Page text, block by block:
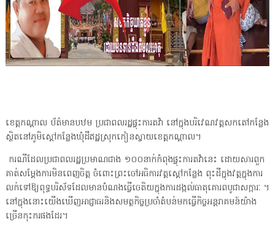
ខេត្តកណ្ដាល ប័ត៌មានបឋម ប្រជាពលរដ្ឋផ្ទុះការតវ៉ា នៅក្នុងបរិវេណវត្តសកតៅកន្លែង
ស្ថិតនៅភូមិស្ដៅកន្លែងឃុំដីឥដ្ឋស្រុកកៀនស្វាយខេត្តកណ្ដាល។
ករណីដែលប្រជាពលរដ្ឋប្រមាណជាង ១០០នាក់កំពុងផ្ទុះការតវ៉ានេះ ដោយសារពួក
គាត់សម្តែងការមិនពេញចិត្ត ចំពោះព្រះចៅអធិការវត្តស្តៅកន្លែង ពុះដីក្នុងវត្តក្នុងការ
លក់ទៅឱ្យពុទ្ធបរិស័ទដែលមានបំណងធ្វើចេតិយក្នុងការដង្កល់ធាតុគោរពបូជាសក្ការៈ ។
នៅក្នុងនោះយើងឃើញអាជ្ញាធរនិងសមត្ថកិច្ចប្រចាំតំបន់មកធ្វើកិច្ចអន្តរាគមន៍យ៉ាង
ច្រើនកុះករផងដែរ។